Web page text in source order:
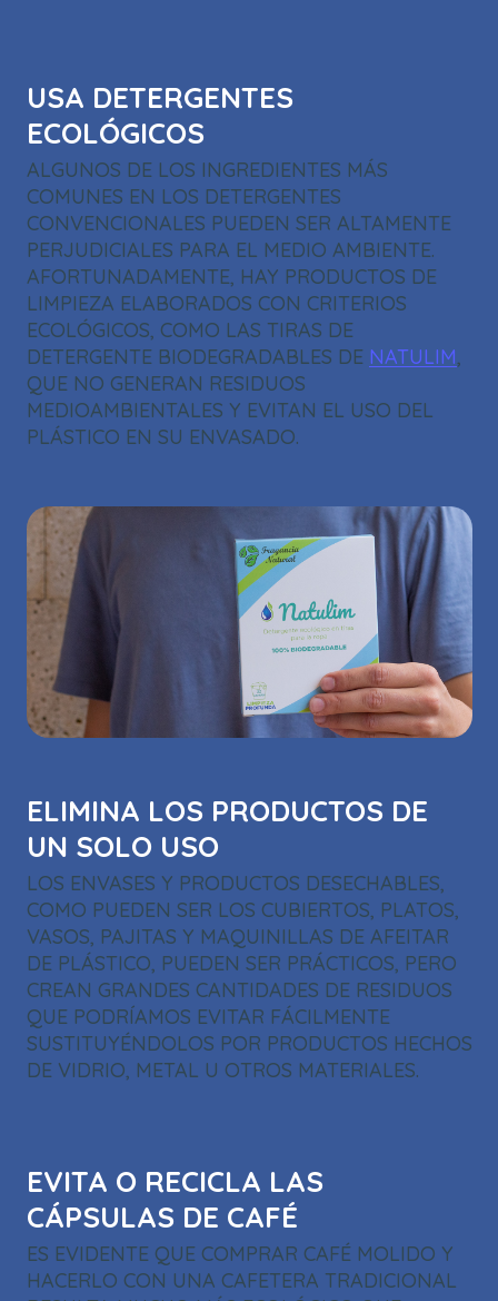
USA DETERGENTES
ECOLÓGICOS
ALGUNOS DE LOS INGREDIENTES MÁS
COMUNES EN LOS DETERGENTES
CONVENCIONALES PUEDEN SER ALTAMENTE
PERJUDICIALES PARA EL MEDIO AMBIENTE.
AFORTUNADAMENTE, HAY PRODUCTOS DE
LIMPIEZA ELABORADOS CON CRITERIOS
ECOLÓGICOS, COMO LAS TIRAS DE
DETERGENTE BIODEGRADABLES DE NATULIM,
QUE NO GENERAN RESIDUOS
MEDIOAMBIENTALES Y EVITAN EL USO DEL
PLÁSTICO EN SU ENVASADO.
ELIMINA LOS PRODUCTOS DE
UN SOLO USO
LOS ENVASES Y PRODUCTOS DESECHABLES,
COMO PUEDEN SER LOS CUBIERTOS, PLATOS,
VASOS, PAJITAS Y MAQUINILLAS DE AFEITAR
DE PLÁSTICO, PUEDEN SER PRÁCTICOS, PERO
CREAN GRANDES CANTIDADES DE RESIDUOS
QUE PODRÍAMOS EVITAR FÁCILMENTE
SUSTITUYÉNDOLOS POR PRODUCTOS HECHOS
DE VIDRIO, METAL U OTROS MATERIALES.
EVITA O RECICLA LAS
CÁPSULAS DE CAFÉ
ES EVIDENTE QUE COMPRAR CAFÉ MOLIDO Y
HACERLO CON UNA CAFETERA TRADICIONAL